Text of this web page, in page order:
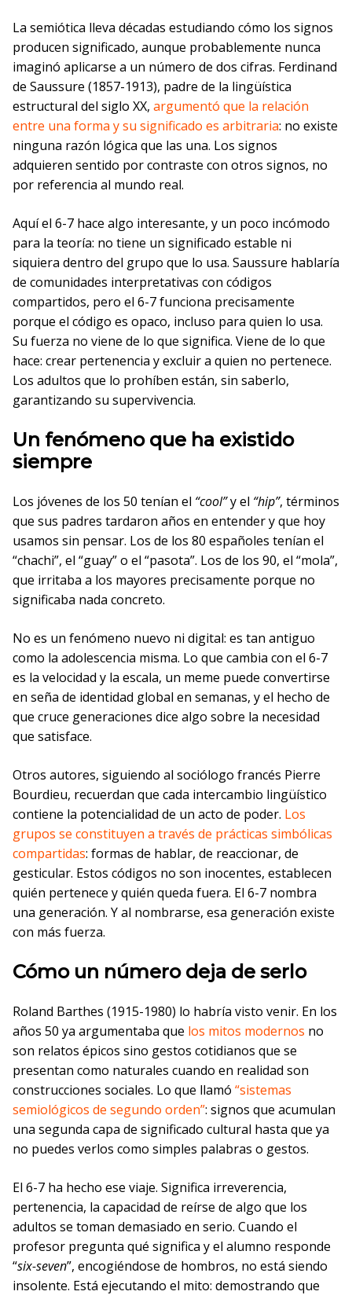
La semiótica lleva décadas estudiando cómo los signos
producen significado, aunque probablemente nunca
imaginó aplicarse a un número de dos cifras. Ferdinand
de Saussure (1857-1913), padre de la lingüística
estructural del siglo XX, argumentó que la relación
entre una forma y su significado es arbitraria: no existe
ninguna razón lógica que las una. Los signos
adquieren sentido por contraste con otros signos, no
por referencia al mundo real.
Aquí el 6-7 hace algo interesante, y un poco incómodo
para la teoría: no tiene un significado estable ni
siquiera dentro del grupo que lo usa. Saussure hablaría
de comunidades interpretativas con códigos
compartidos, pero el 6-7 funciona precisamente
porque el código es opaco, incluso para quien lo usa.
Su fuerza no viene de lo que significa. Viene de lo que
hace: crear pertenencia y excluir a quien no pertenece.
Los adultos que lo prohíben están, sin saberlo,
garantizando su supervivencia.
Un fenómeno que ha existido
siempre
Los jóvenes de los 50 tenían el “cool”y el “hip”, términos
que sus padres tardaron años en entender y que hoy
usamos sin pensar. Los de los 80 españoles tenían el
“chachi”, el “guay” o el “pasota”. Los de los 90, el “mola”,
que irritaba a los mayores precisamente porque no
significaba nada concreto.
No es un fenómeno nuevo ni digital: es tan antiguo
como la adolescencia misma. Lo que cambia con el 6-7
es la velocidad y la escala, un meme puede convertirse
en seña de identidad global en semanas, y el hecho de
que cruce generaciones dice algo sobre la necesidad
que satisface.
Otros autores, siguiendo al sociólogo francés Pierre
Bourdieu, recuerdan que cada intercambio lingüístico
contiene la potencialidad de un acto de poder. Los
grupos se constituyen a través de prácticas simbólicas
compartidas: formas de hablar, de reaccionar, de
gesticular. Estos códigos no son inocentes, establecen
quién pertenece y quién queda fuera. El 6-7 nombra
una generación. Y al nombrarse, esa generación existe
con más fuerza.
Cómo un número deja de serlo
Roland Barthes (1915-1980) lo habría visto venir. En los
años 50 ya argumentaba que los mitos modernos no
son relatos épicos sino gestos cotidianos que se
presentan como naturales cuando en realidad son
construcciones sociales. Lo que llamó “sistemas
semiológicos de segundo orden”: signos que acumulan
una segunda capa de significado cultural hasta que ya
no puedes verlos como simples palabras o gestos.
El 6-7 ha hecho ese viaje. Significa irreverencia,
pertenencia, la capacidad de reírse de algo que los
adultos se toman demasiado en serio. Cuando el
profesor pregunta qué significa y el alumno responde
“six-seven”, encogiéndose de hombros, no está siendo
insolente. Está ejecutando el mito: demostrando que